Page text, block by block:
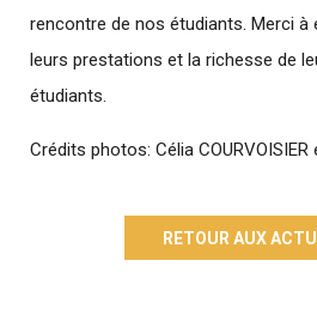
rencontre de nos étudiants. Merci à
leurs prestations et la richesse de
étudiants.
Crédits photos: Célia COURVOISIER
RETOUR AUX